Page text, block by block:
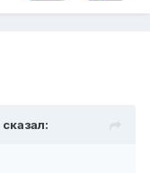
сказал: